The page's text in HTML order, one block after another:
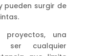
pueden surgir de
una
ser cualquier